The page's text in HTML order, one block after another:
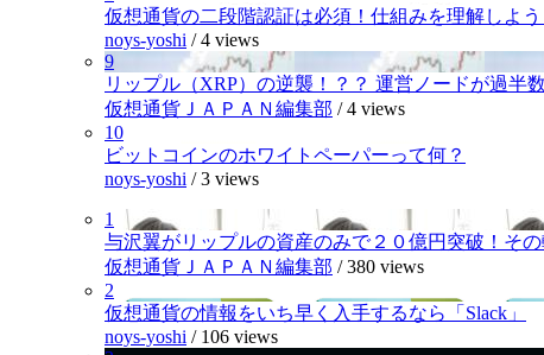
仮想通貨の二段階認証は必須！仕組みを理解しよう
noys-yoshi /4 views
9
リップル（XRP）の逆襲！？？ 運営ノードが過半
仮想通貨ＪＡＰＡＮ編集部 /4 views
10
ビットコインのホワイトペーパーって何？
noys-yoshi /3 views
1
与沢翼がリップルの資産のみで２０億円突破！その
仮想通貨ＪＡＰＡＮ編集部 /380 views
2
仮想通貨の情報をいち早く入手するなら「Slack」
noys-yoshi / 106 views